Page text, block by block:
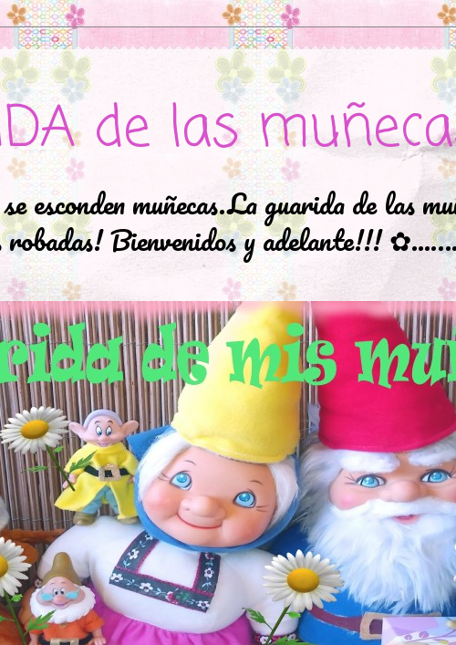
de las
esconden muñecas.La guarida de las
Bienvenidos y adelante!!!